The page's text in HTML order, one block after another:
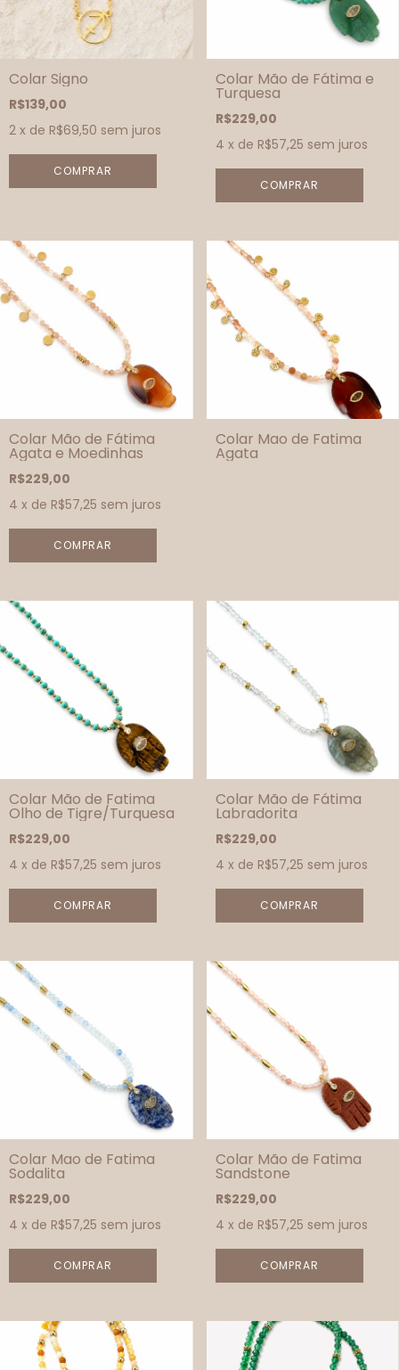
Colar Signo
R$139,00
2 x de R$69,50 sem juros
COMPRAR
Colar Mão de Fátima e
Turquesa
R$229,00
4 x de R$57,25 sem juros
Colar Mão de Fátima
Agata e Moedinhas
R$229,00
4 x de R$57,25 sem juros
Colar Mao de Fatima
Agata
Colar Mão de Fatima
Olho de Tigre/Turquesa
R$229,00
4 x de R$57,25 sem juros
Colar Mão de Fátima
Labradorita
R$229,00
4 x de R$57,25 sem juros
Colar Mao de Fatima
Sodalita
R$229,00
4 x de R$57,25 sem juros
Colar Mão de Fatima
Sandstone
R$229,00
4 x de R$57,25 sem juros